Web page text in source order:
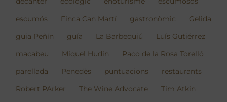
escumós Finca Can Martí gastronòmic Gelida
guia Peñín guía La Barbequiú Luís Gutiérrez
macabeu Miquel Hudin Paco de la Rosa Torelló
parellada Penedès puntuacions restaurants
Robert PArker The Wine Advocate Tim Atkin